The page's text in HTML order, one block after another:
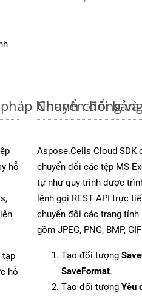
Nhanh chóng
hỗ
tạp
hỗ
Chuyển đổi
Aspose.Cells Cloud SDK
chuyển đổi các tệp MS
tự như quy trình được
lệnh gọi REST API trực
chuyển đổi các trang tính
gồm JPEG, PNG, BMP,
Tạo đối tượng
SaveFormat.
Tạo đối tượng Yêu